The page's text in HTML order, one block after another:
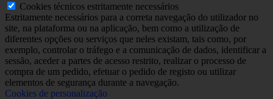
Cookies técnicos estritamente necessários
Estritamente necessários para a correta navegação do utilizador no
site, na plataforma ou na aplicação, bem como a utilização de
diferentes opções ou serviços que neles existam, tais como, por
exemplo, controlar o tráfego e a comunicação de dados, identificar a
sessão, aceder a partes de acesso restrito, realizar o processo de
compra de um pedido, efetuar o pedido de registo ou utilizar
elementos de segurança durante a navegação.
Cookies de personalização